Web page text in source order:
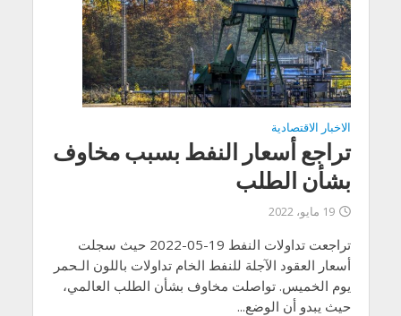
الاخبار الاقتصادية
تراجع أسعار النفط بسبب مخاوف
بشأن الطلب
19 مايو، 2022
تراجعت تداولات النفط 19-05-2022 حيث سجلت
أسعار العقود الآجلة للنفط الخام تداولات باللون الـحمر
يوم الخميس. تواصلت مخاوف بشأن الطلب العالمي،
حيث يبدو أن الوضع...